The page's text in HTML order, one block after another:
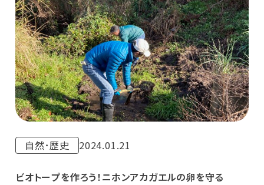
自然･歴史 2024.01.21
ビオトープを作ろう！ニホンアカガエルの卵を守る